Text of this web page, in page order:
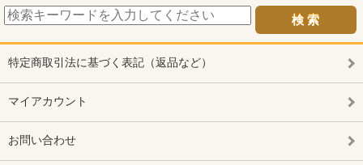
特定商取引法に基づく表記（返品など）
マイアカウント
お問い合わせ